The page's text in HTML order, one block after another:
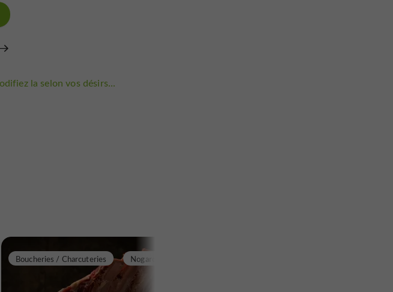
la selon vos désirs...
Boucheries / Charcuteries Nogaro